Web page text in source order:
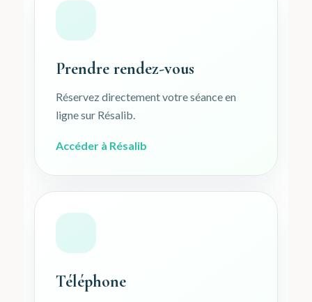
Prendre rendez-vous
Réservez directement votre séance en
ligne sur Résalib.
Accéder à Résalib
Téléphone